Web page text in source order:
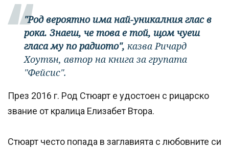
"Род вероятно има най-уникалния глас в
рока. Знаеш, че това е той, щом чуеш
гласа му по радиото", казва Ричард
Хоутън, автор на книга за групата
"Фейсис".
През 2016 г. Род Стюарт е удостоен с рицарско
звание от кралица Елизабет Втора.
Стюарт често попада в заглавията с любовните си